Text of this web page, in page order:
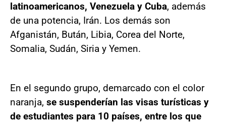
latinoamericanos, Venezuela y Cuba, además
de una potencia, Irán. Los demás son
Afganistán, Bután, Libia, Corea del Norte,
Somalia, Sudán, Siria y Yemen.
En el segundo grupo, demarcado con el color
naranja, se suspenderían las visas turísticas y
de estudiantes para 10 países, entre los que